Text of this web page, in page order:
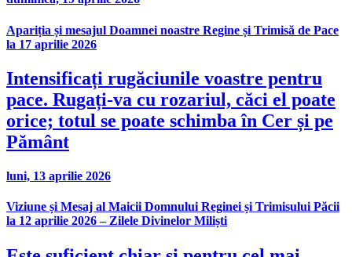
Apariția și mesajul Doamnei noastre Regine și Trimisă de Pace
la 17 aprilie 2026
Intensificați rugăciunile voastre pentru
pace. Rugați-va cu rozariul, căci el poate
orice; totul se poate schimba în Cer și pe
Pământ
luni, 13 aprilie 2026
Viziune și Mesaj al Maicii Domnului Reginei și Trimisului Păcii
la 12 aprilie 2026 – Zilele Divinelor Miliști